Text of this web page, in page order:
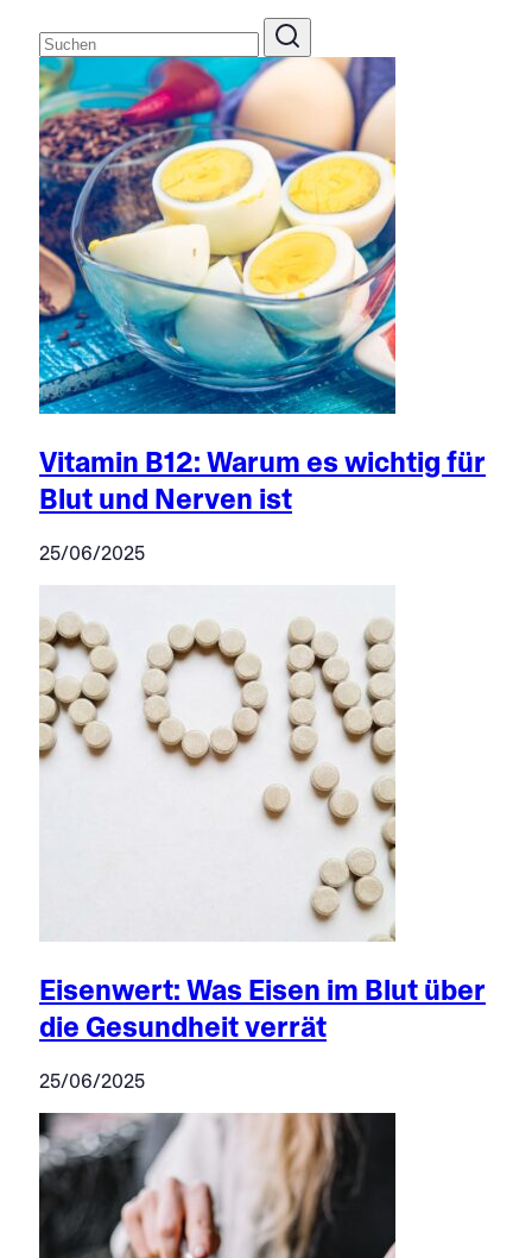
Vitamin B12: Warum es wichtig für
Blut und Nerven ist
25/06/2025
Eisenwert: Was Eisen im Blut über
die Gesundheit verrät
25/06/2025